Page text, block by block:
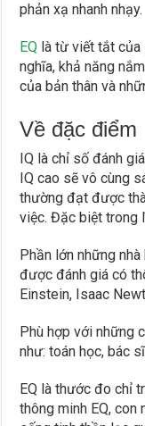
phản xạ nhanh nhạy.
EQ là từ viết tắt của
nghĩa, khả năng
của bản thân và
Về đặc điểm
IQ là chỉ số đánh
IQ cao sẽ vô cùng
thường đạt được
việc. Đặc biệt trong
Phần lớn những
được đánh giá có
Einstein, Isaac
Phù hợp với những
như: toán học, bác
EQ là thước đo chỉ
thông minh EQ,